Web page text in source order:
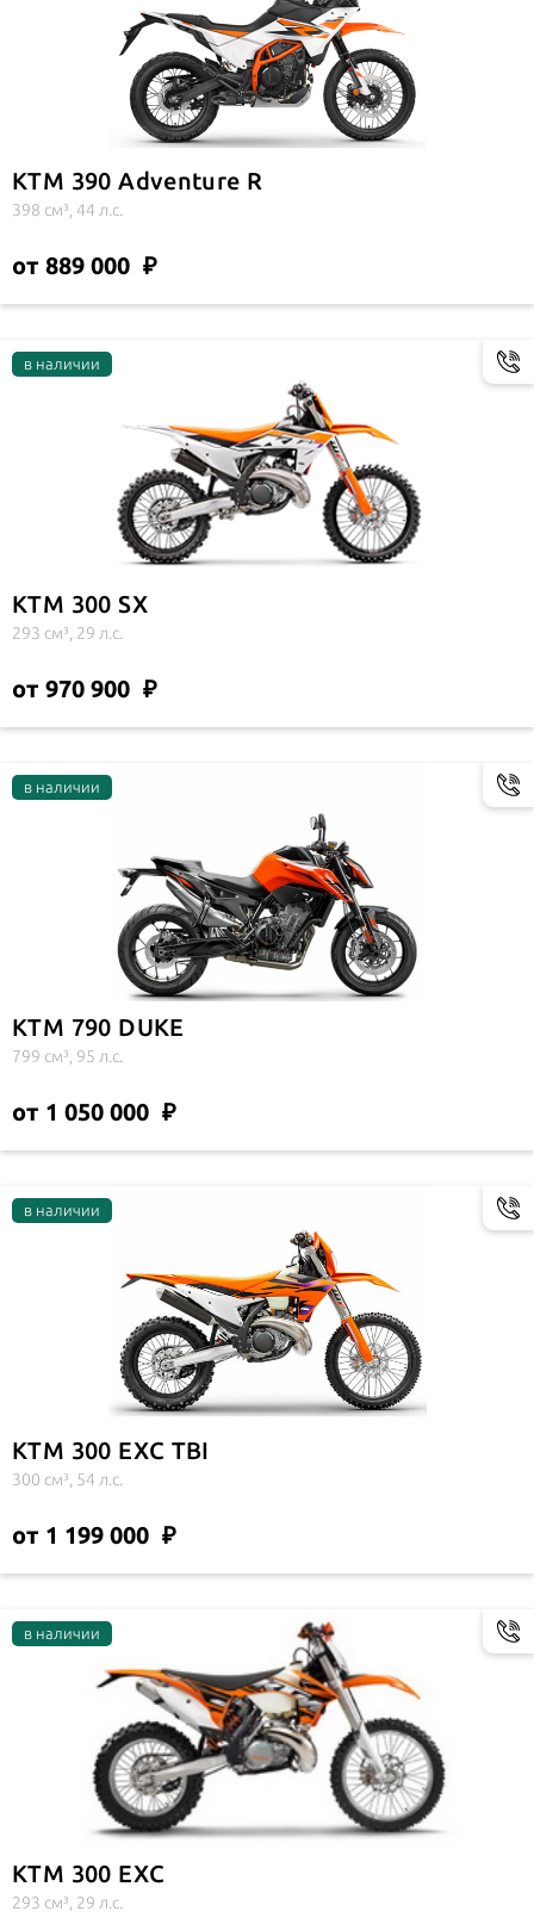
KTM 390 Adventure R
398 см³, 44 л.с.
от 889 000
KTM 300 SX
293 см³, 29 л.с.
от 970 900
KTM 790 DUKE
799 см³, 95 л.с.
от 1 050 000
KTM 300 EXC TBI
300 см³, 54 л.с.
от 1 199 000
KTM 300 EXC
293 см³, 29 л.с.